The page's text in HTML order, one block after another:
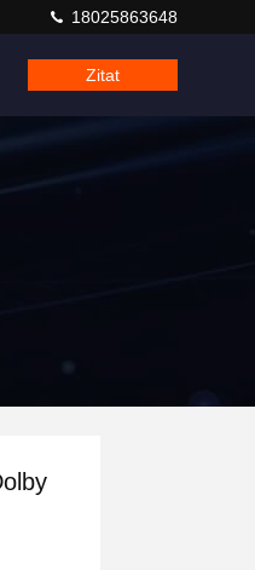
18025863648
Zitat